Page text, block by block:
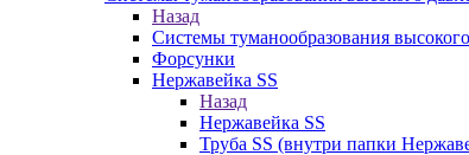
Назад
Системы туманообразования
Форсунки
Нержавейка SS
Назад
Нержавейка SS
Труба SS (внутри папки